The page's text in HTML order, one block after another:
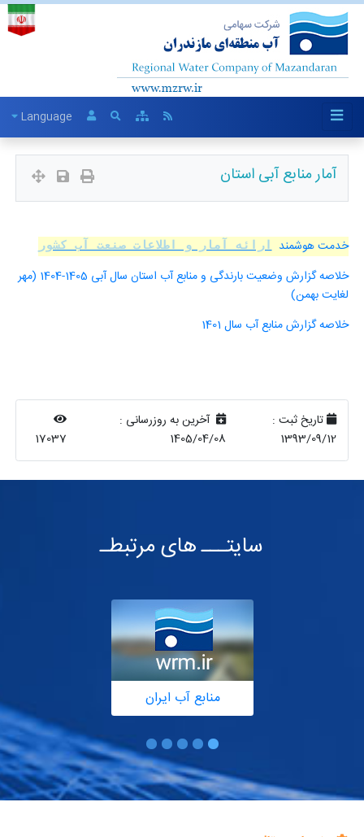
Language
آمار منابع آبی استان
خدمت هوشمندارائه آمار و اطلاعات صنعت آب کشور
خلاصه گزارش وضعیت بارندگی و منابع آب استان سال آبی 1405-1404 (مهر
لغایت بهمن)
خلاصه گزارش منابع آب سال 1401
تاریخ ثبت :
1393/09/12
آخرین به روزرسانی :
1405/04/08
17037
سایتـــ های مرتبطـ
منابع آب ایران